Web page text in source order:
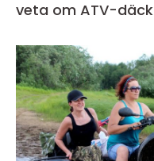
veta om ATV-däck